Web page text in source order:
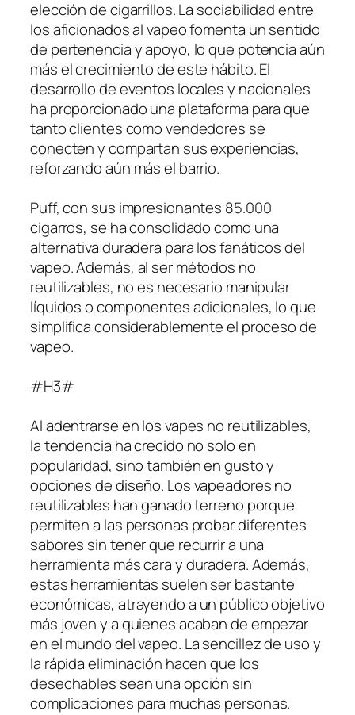
elección de cigarrillos. La sociabilidad entre
los aficionados al vapeo fomenta un sentido
de pertenencia y apoyo, lo que potencia aún
más el crecimiento de este hábito. El
desarrollo de eventos locales y nacionales
ha proporcionado una plataforma para que
tanto clientes como vendedores se
conecten y compartan sus experiencias,
reforzando aún más el barrio.
Puff, con sus impresionantes 85.000
cigarros, se ha consolidado como una
alternativa duradera para los fanáticos del
vapeo. Además, al ser métodos no
reutilizables, no es necesario manipular
líquidos o componentes adicionales, lo que
simplifica considerablemente el proceso de
vapeo.
#H3#
Al adentrarse en los vapes no reutilizables,
la tendencia ha crecido no solo en
popularidad, sino también en gusto y
opciones de diseño. Los vapeadores no
reutilizables han ganado terreno porque
permiten a las personas probar diferentes
sabores sin tener que recurrir a una
herramienta más cara y duradera. Además,
estas herramientas suelen ser bastante
económicas, atrayendo a un público objetivo
más joven y a quienes acaban de empezar
en el mundo del vapeo. La sencillez de uso y
la rápida eliminación hacen que los
desechables sean una opción sin
complicaciones para muchas personas.